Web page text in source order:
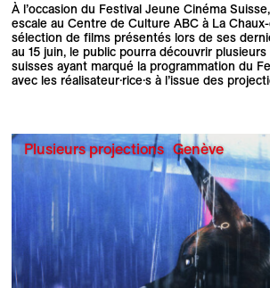
À l’occasion du Festival Jeune Cinéma
escale au Centre de Culture ABC à La
sélection de films présentés lors de ses
au 15 juin, le public pourra découvrir
suisses ayant marqué la programmation du
avec les réalisateur·rice·s à l’issue des
Plusieurs projections Genève